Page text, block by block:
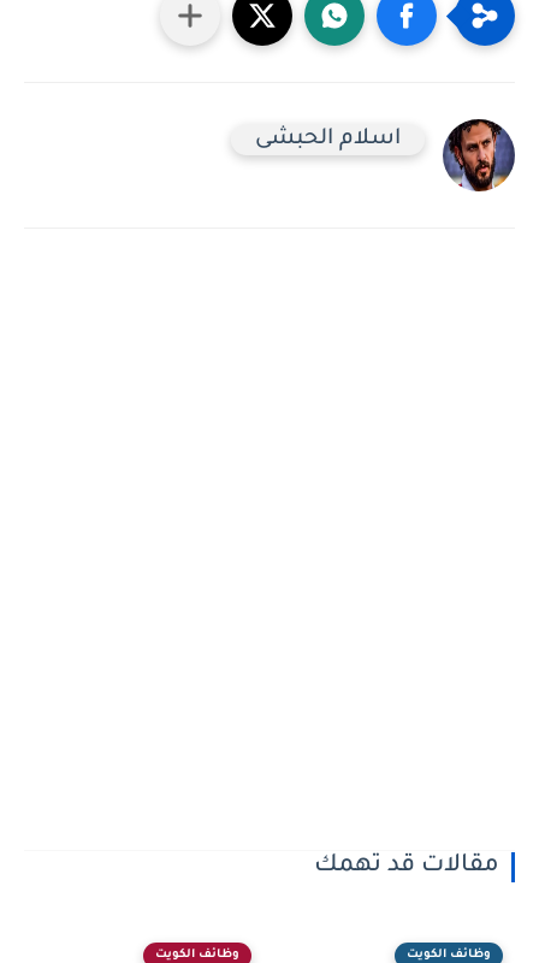
اسلام الحبشى
مقالات قد تهمك
وظائف الكويت وظائف الكويت